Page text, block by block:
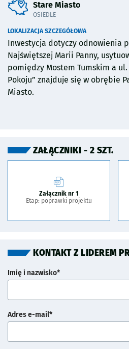
Stare Miasto
OSIEDLE
LOKALIZACJA SZCZEGÓŁOWA
Inwestycja dotyczy odnowienia
Najświętszej Marii Panny,
pomiędzy Mostem Tumskim a
Pokoju” znajduje się w obrębie
Miasto.
ZAŁĄCZNIKI - 2 SZT.
Załącznik nr 1
Etap: poprawki projektu
KONTAKT Z LIDEREM
Imię i nazwisko*
Adres e-mail*